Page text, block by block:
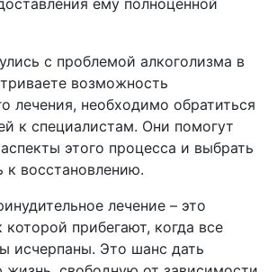
с проблемой алкоголизма в
возможность
лечения, необходимо обратиться
к специалистам. Они помогут
этого процесса и выбрать
к восстановлению.
лечение – это
прибегают, когда все
исчерпаны. Это шанс дать